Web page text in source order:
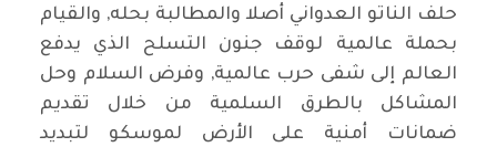
حلف الناتو العدواني أصلا والمطالبة بحله, والقيام
بحملة عالمية لوقف جنون التسلح الذي يدفع
العالم إلى شفى حرب عالمية, وفرض السلام وحل
المشاكل بالطرق السلمية من خلال تقديم
ضمانات أمنية على الأرض لموسكو لتبديد